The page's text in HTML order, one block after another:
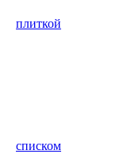
плиткой
списком